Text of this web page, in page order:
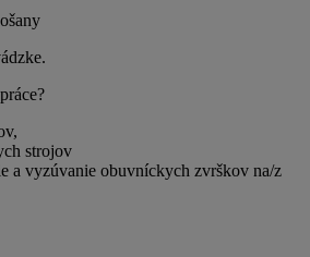
strojov
a vyzúvanie obuvníckych zvrškov na/z